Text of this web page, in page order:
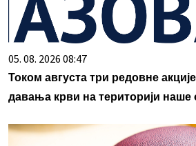
05. 08. 2026 08:47
Током августа три редовне
давања крви на територији